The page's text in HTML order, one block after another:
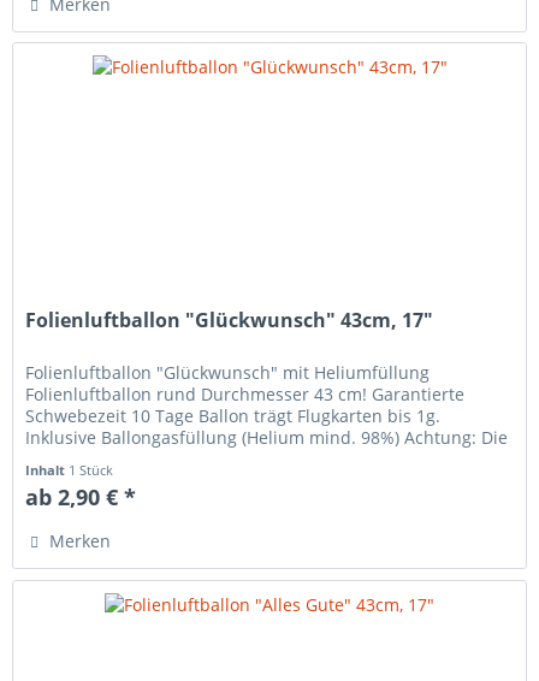
Folienluftballon "Glückwunsch" 43cm, 17"
Folienluftballon "Glückwunsch" mit Heliumfüllung
Folienluftballon rund Durchmesser 43 cm! Garantierte
Schwebezeit 10 Tage Ballon trägt Flugkarten bis 1g.
Inklusive Ballongasfüllung (Helium mind. 98%) Achtung: Die
Inhalt 1 Stück
ab 2,90 € *
Merken